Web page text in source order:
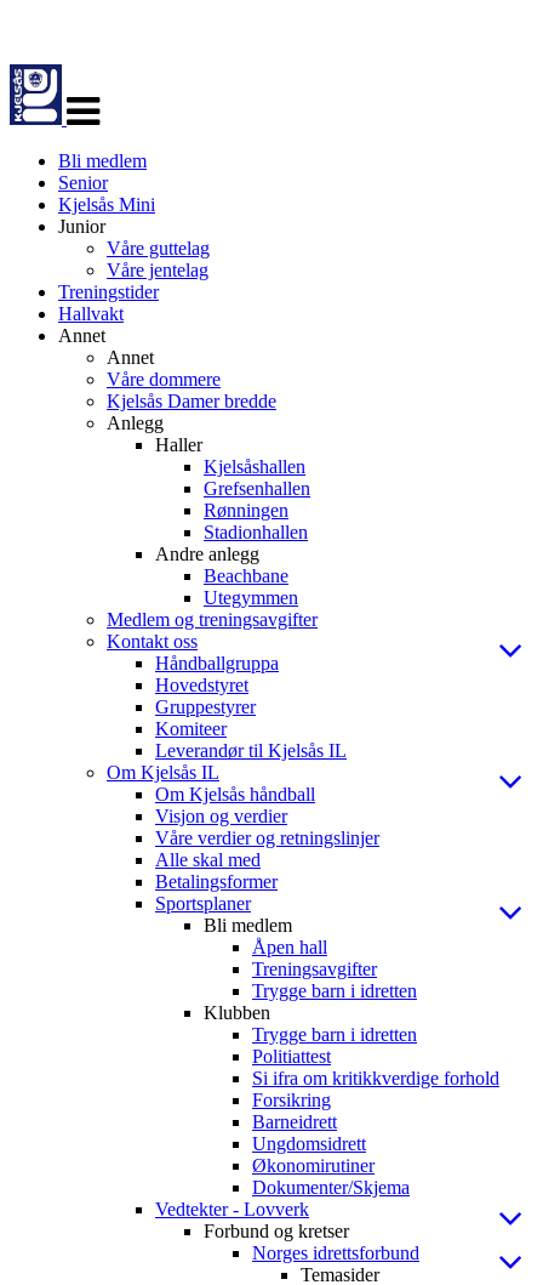
navigasjon
Bli medlem
Senior
Kjelsås Mini
Junior
Våre guttelag
Våre jentelag
Treningstider
Hallvakt
Annet
Annet
Våre dommere
Kjelsås Damer bredde
Anlegg
Haller
Kjelsåshallen
Grefsenhallen
Rønningen
Stadionhallen
Andre anlegg
Beachbane
Utegymmen
Medlem og treningsavgifter
Kontakt oss
Håndballgruppa
Hovedstyret
Gruppestyrer
Komiteer
Leverandør til Kjelsås IL
Om Kjelsås IL
Om Kjelsås håndball
Visjon og verdier
Våre verdier og retningslinjer
Alle skal med
Betalingsformer
Sportsplaner
Bli medlem
Åpen hall
Treningsavgifter
Trygge barn i idretten
Klubben
Trygge barn i idretten
Politiattest
Si ifra om kritikkverdige forhold
Forsikring
Barneidrett
Ungdomsidrett
Økonomirutiner
Dokumenter/Skjema
Vedtekter - Lovverk
Forbund og kretser
Norges idrettsforbund
Temasider